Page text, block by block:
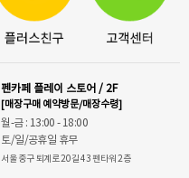
펜카페 플레이 스토어 / 2F
[매장구매 예약방문/매장수령]
월-금 : 13:00 - 18:00
토/일/공휴일 휴무
서울 중구 퇴계로 20길 43 펜타워 2층